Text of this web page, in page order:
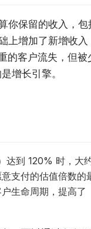
你保留的收入，包
上增加了新增收入
的客户流失，但被
增长引擎。
达到 120% 时，大
支付的估值倍数的
生命周期，提高了